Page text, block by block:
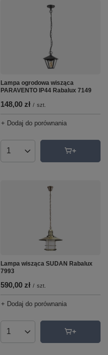
Lampa ogrodowa wisząca
PARAVENTO IP44 Rabalux 7149
148,00 zł / szt.
+ Dodaj do porównania
Ilość produktów
Lampa wisząca SUDAN Rabalux
7993
590,00 zł / szt.
+ Dodaj do porównania
Ilość produktów